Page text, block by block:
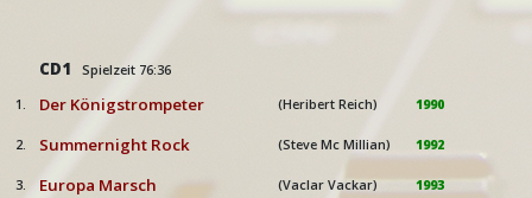
CD1 Spielzeit 76:36
1. Der Königstrompeter (Heribert Reich) 1990
2. Summernight Rock (Steve Mc Millian) 1992
3. Europa Marsch (Vaclar Vackar) 1993